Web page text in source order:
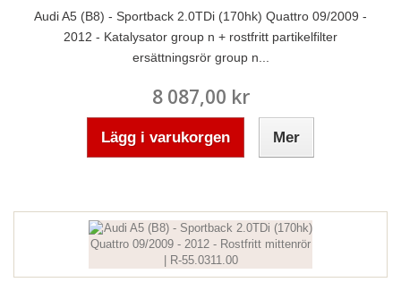
Audi A5 (B8) - Sportback 2.0TDi (170hk) Quattro 09/2009 -
2012 - Katalysator group n + rostfritt partikelfilter
ersättningsrör group n...
8 087,00 kr
Lägg i varukorgen Mer